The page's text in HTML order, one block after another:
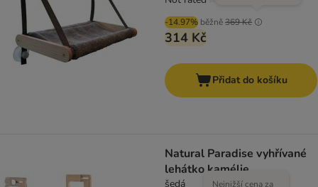
-14.97% běžně369 Kč
314 Kč
Přidat do košíku
Natural Paradise vyhřívané
lehátko kamélie
šedá
Nejnižší cena za